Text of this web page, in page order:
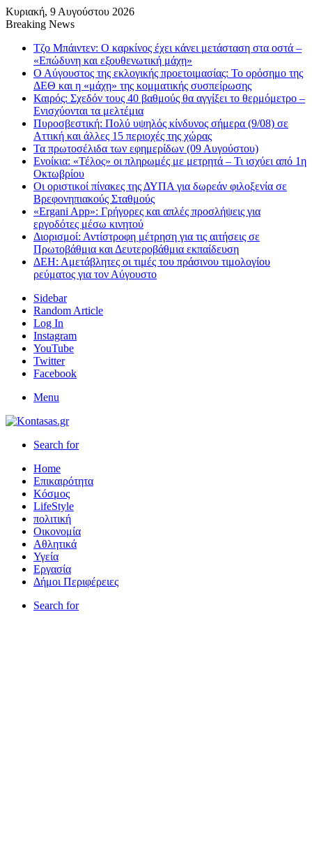
Κυριακή, 9 Αυγούστου 2026
Breaking News
Τζο Μπάιντεν: Ο καρκίνος έχει κάνει μετάσταση στα οστά –
«Επώδυνη και εξουθενωτική μάχη»
Ο Αύγουστος της εκλογικής προετοιμασίας: Το ορόσημο της
ΔΕΘ και η «μάχη» της κομματικής συσπείρωσης
Καιρός: Σχεδόν τους 40 βαθμούς θα αγγίξει το θερμόμετρο –
Ενισχύονται τα μελτέμια
Πυροσβεστική: Πολύ υψηλός κίνδυνος σήμερα (9/08) σε
Αττική και άλλες 15 περιοχές της χώρας
Τα πρωτοσέλιδα των εφημερίδων (09 Αυγούστου)
Ενοίκια: «Τέλος» οι πληρωμές με μετρητά – Τι ισχύει από 1η
Οκτωβρίου
Οι οριστικοί πίνακες της ΔΥΠΑ για δωρεάν φιλοξενία σε
Βρεφονηπιακούς Σταθμούς
«Ergani App»: Γρήγορες και απλές προσλήψεις για
εργοδότες μέσω κινητού
Διορισμοί: Αντίστροφη μέτρηση για τις αιτήσεις σε
Πρωτοβάθμια και Δευτεροβάθμια εκπαίδευση
ΔΕΗ: Αμετάβλητες οι τιμές του πράσινου τιμολογίου
ρεύματος για τον Αύγουστο
Sidebar
Random Article
Log In
Instagram
YouTube
Twitter
Facebook
Menu
Search for
Home
Επικαιρότητα
Κόσμος
LifeStyle
πολιτική
Οικονομία
Αθλητικά
Υγεία
Εργασία
Δήμοι Περιφέρειες
Search for